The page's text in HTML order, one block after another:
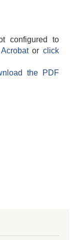
configured to
Acrobatorclick
the PDF